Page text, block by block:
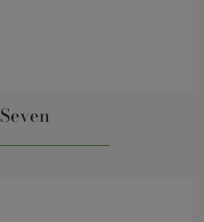
Seven